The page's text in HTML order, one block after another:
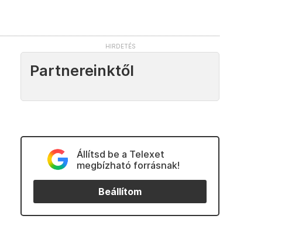
Partnereinktől
Állítsd be a Telexet
megbízható forrásnak!
Beállítom